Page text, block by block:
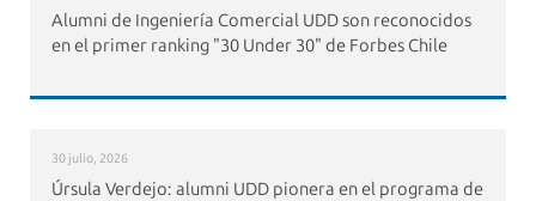
Alumni de Ingeniería Comercial UDD son reconocidos
en el primer ranking "30 Under 30" de Forbes Chile
30 julio, 2026
Úrsula Verdejo: alumni UDD pionera en el programa de